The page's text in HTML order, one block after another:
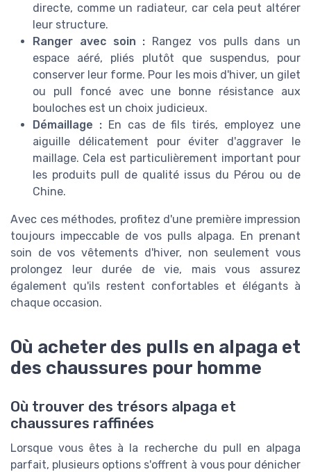
directe, comme un radiateur, car cela peut altérer
leur structure.
Ranger avec soin : Rangez vos pulls dans un
espace aéré, pliés plutôt que suspendus, pour
conserver leur forme. Pour les mois d'hiver, un gilet
ou pull foncé avec une bonne résistance aux
bouloches est un choix judicieux.
Démaillage :En cas de fils tirés, employez une
aiguille délicatement pour éviter d'aggraver le
maillage. Cela est particulièrement important pour
les produits pull de qualité issus du Pérou ou de
Chine.
Avec ces méthodes, profitez d'une première impression
toujours impeccable de vos pulls alpaga. En prenant
soin de vos vêtements d'hiver, non seulement vous
prolongez leur durée de vie, mais vous assurez
également qu'ils restent confortables et élégants à
chaque occasion.
Où acheter des pulls en alpaga et
des chaussures pour homme
Où trouver des trésors alpaga et
chaussures raffinées
Lorsque vous êtes à la recherche du pull en alpaga
parfait, plusieurs options s'offrent à vous pour dénicher